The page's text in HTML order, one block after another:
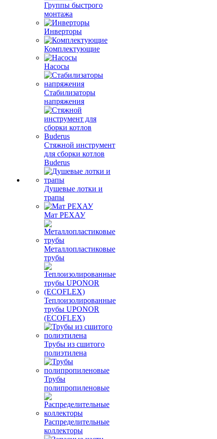
Группы быстрого
монтажа
Инверторы
Комплектующие
Насосы
Стабилизаторы
напряжения
Стяжной инструмент
для сборки котлов
Buderus
Душевые лотки и
трапы
Мат РЕХАУ
Металлопластиковые
трубы
Теплоизолированные
трубы UPONOR
(ECOFLEX)
Трубы из сшитого
полиэтилена
Трубы
полипропиленовые
Распределительные
коллекторы